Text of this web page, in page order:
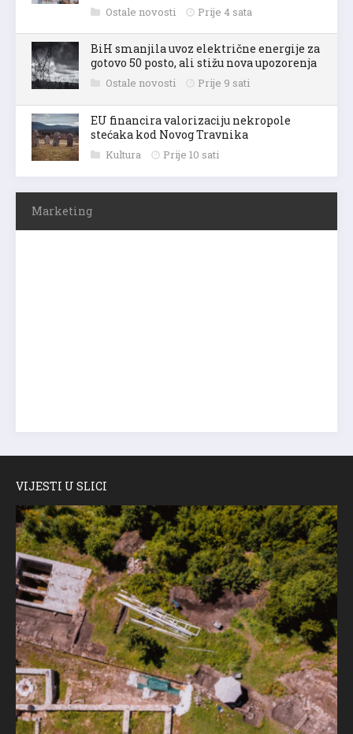
Ostale novosti Prije 4 sata
BiH smanjila uvoz električne energije za
gotovo 50 posto, ali stižu nova upozorenja
Ostale novosti Prije 9 sati
EU financira valorizaciju nekropole
stećaka kod Novog Travnika
Kultura Prije 10 sati
Marketing
VIJESTI U SLICI